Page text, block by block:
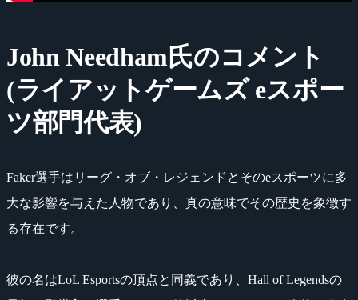
John Needham氏のコメント
(ライアットゲームズ eスポー
ツ部門代表)
Faker選手はリーグ・オブ・レジェンドとそのeスポーツに多
大な影響を与えた人物であり、真の意味でその歴史を象徴す
る存在です。
彼の名はLoL Esportsの頂点と同義であり、Hall of Legendsの